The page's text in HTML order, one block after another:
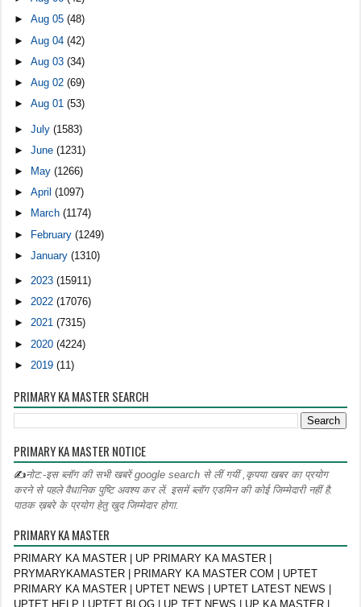
►Aug 05(48)
►Aug 04(42)
►Aug 03(34)
►Aug 02(69)
►Aug 01(53)
►July(1583)
►June(1231)
►
May(1266)
►April(1097)
►
March(1174)
► February(1249)
►January(1310)
►2023(15911)
►2022(17076)
►2021(7315)
► 2020(4224)
► 2019(11)
PRIMARY KA MASTER SEARCH
PRIMARY KA MASTER NOTICE
✍नोट:-इस ब्लॉग की सभी खबरें google search से लीं गयीं ,कृपया खबर का प्रयोग
करने से पहले वैधानिक पुष्टि अवश्य कर लें. इसमें ब्लॉग एडमिन की कोई जिम्मेदारी नहीं है.
पाठक ख़बरे के प्रयोग हेतु खुद जिम्मेदार होगा.
PRIMARY KA MASTER
PRIMARY KA MASTER | UP PRIMARY KA MASTER |
PRYMARYKAMASTER | PRIMARY KA MASTER COM | UPTET
PRIMARY KA MASTER | UPTET NEWS | UPTET LATEST NEWS |
UPTET HELP | UPTET BLOG | UP TET NEWS | UP KA MASTER |